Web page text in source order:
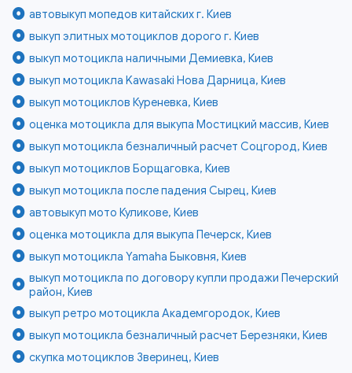
автовыкуп мопедов китайских г. Киев
выкуп элитных мотоциклов дорого г. Киев
выкуп мотоцикла наличными Демиевка, Киев
выкуп мотоцикла Kawasaki Нова Дарница, Киев
выкуп мотоциклов Куреневка, Киев
оценка мотоцикла для выкупа Мостицкий массив, Киев
выкуп мотоцикла безналичный расчет Соцгород, Киев
выкуп мотоциклов Борщаговка, Киев
выкуп мотоцикла после падения Сырец, Киев
автовыкуп мото Куликове, Киев
оценка мотоцикла для выкупа Печерск, Киев
выкуп мотоцикла Yamaha Быковня, Киев
выкуп мотоцикла по договору купли продажи Печерский
район, Киев
выкуп ретро мотоцикла Академгородок, Киев
выкуп мотоцикла безналичный расчет Березняки, Киев
скупка мотоциклов Зверинец, Киев